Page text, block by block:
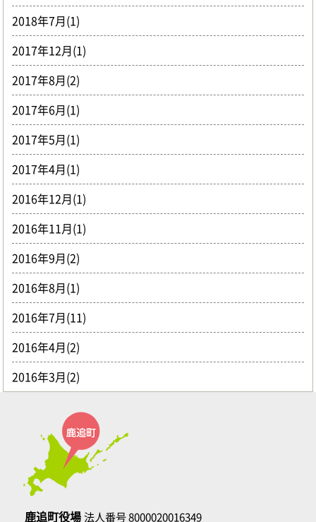
2018年7月(1)
2017年12月(1)
2017年8月(2)
2017年6月(1)
2017年5月(1)
2017年4月(1)
2016年12月(1)
2016年11月(1)
2016年9月(2)
2016年8月(1)
2016年7月(11)
2016年4月(2)
2016年3月(2)
鹿追町役場法人番号 8000020016349